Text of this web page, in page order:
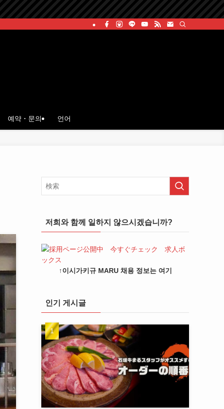
예약・문의 언어
저희와 함께 일하지 않으시겠습니까?
↑이시가키규 MARU 채용 정보는 여기
인기 게시글